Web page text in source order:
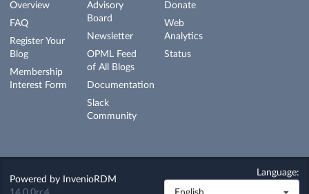
Overview
FAQ
Register Your
Blog
Membership
Interest Form
Advisory
Board
Newsletter
OPML Feed
of All Blogs
Documentation
Slack
Community
Donate
Web
Analytics
Status
Powered by
InvenioRDM
Language: